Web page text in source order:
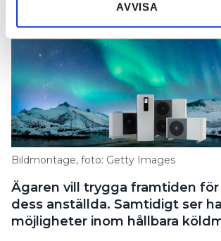
AVVISA
Bildmontage, foto: Getty Images
Ägaren vill trygga framtiden
dess anställda. Samtidigt ser
möjligheter inom hållbara